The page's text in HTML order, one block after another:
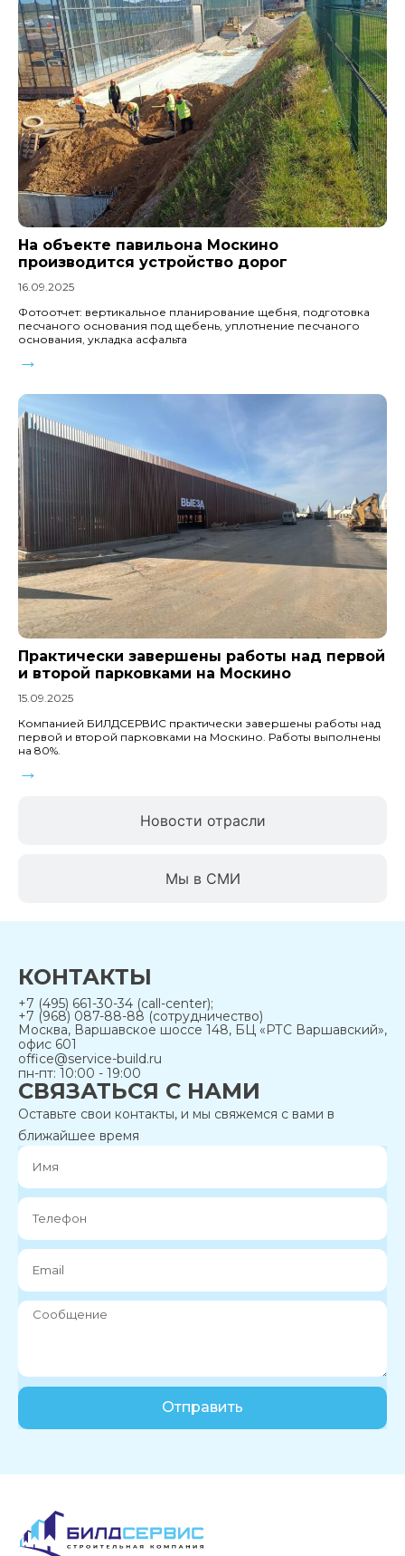
Новости отрасли
Мы в СМИ
На объекте павильона Москино
производится устройство дорог
16.09.2025
Фотоотчет: вертикальное планирование щебня, подготовка
песчаного основания под щебень, уплотнение песчаного
основания, укладка асфальта
→
Практически завершены работы над первой
и второй парковками на Москино
15.09.2025
Компанией БИЛДСЕРВИС практически завершены работы над
первой и второй парковками на Москино. Работы выполнены
на 80%.
→
КОНТАКТЫ
+7 (495) 661-30-34 (call-center);
+7 (968) 087-88-88 (сотрудничество)
Москва, Варшавское шоссе 148, БЦ «РТС Варшавский»,
офис 601
office@service-build.ru
пн-пт: 10:00 - 19:00
СВЯЗАТЬСЯ С НАМИ
Оставьте свои контакты, и мы свяжемся с вами в
ближайшее время
Отправить